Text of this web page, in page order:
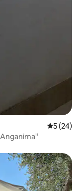
평점 5점(5
5 (24)
는 전망 "DomusAnganima"